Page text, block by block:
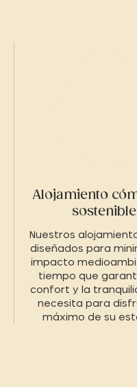
Alojamiento
sostenible
Nuestros
diseñados para
impacto
tiempo que
confort y la
necesita para
máximo de su